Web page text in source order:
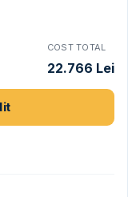
COST TOTAL
22.766 Lei